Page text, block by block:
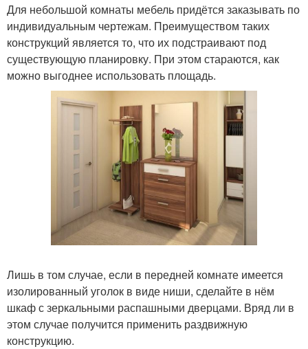
Для небольшой комнаты мебель придётся заказывать по
индивидуальным чертежам. Преимуществом таких
конструкций является то, что их подстраивают под
существующую планировку. При этом стараются, как
можно выгоднее использовать площадь.
Лишь в том случае, если в передней комнате имеется
изолированный уголок в виде ниши, сделайте в нём
шкаф с зеркальными распашными дверцами. Вряд ли в
этом случае получится применить раздвижную
конструкцию.